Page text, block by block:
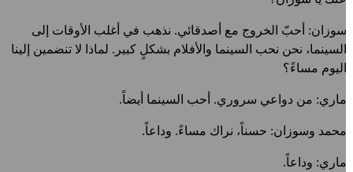
سوزان: أحبّ الخروج مع أصدقائي. نذهب في أغلب الأوقات إلى
السينما، نحن نحب السينما والأفلام بشكلٍ كبير. لماذا لا تنضمين إلينا
اليوم مساءً؟
ماري: من دواعي سروري. أحب السينما أيضاً.
محمد وسوزان: حسناً، نراك مساءً. وداعاً.
ماري: وداعاً.